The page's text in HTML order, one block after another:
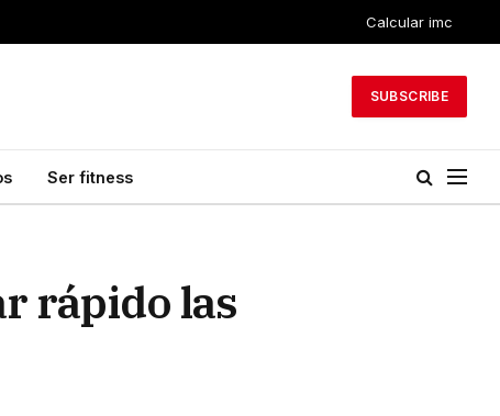
Calcular imc
SUBSCRIBE
Ser fitness
rápido las